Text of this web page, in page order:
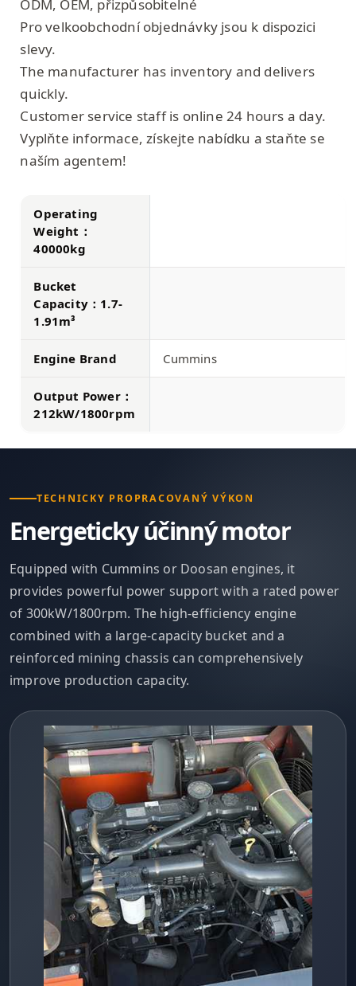
ODM, OEM, přizpůsobitelné
Pro velkoobchodní objednávky jsou k dispozici
slevy.
The manufacturer has inventory and delivers
quickly.
Customer service staff is online 24 hours a day.
Vyplňte informace, získejte nabídku a staňte se
naším agentem!
Operating
Weight：
40000kg
Bucket
Capacity：1.7-
1.91m³
Engine Brand Cummins
Output Power：
212kW/1800rpm
TECHNICKY PROPRACOVANÝ VÝKON
Energeticky účinný motor
Equipped with Cummins or Doosan engines, it
provides powerful power support with a rated power
of 300kW/1800rpm. The high-efficiency engine
combined with a large-capacity bucket and a
reinforced mining chassis can comprehensively
improve production capacity.